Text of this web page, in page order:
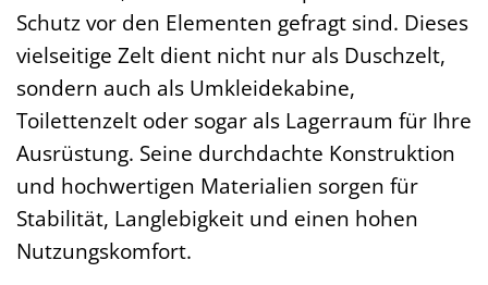
Schutz vor den Elementen gefragt sind. Dieses
vielseitige Zelt dient nicht nur als Duschzelt,
sondern auch als Umkleidekabine,
Toilettenzelt oder sogar als Lagerraum für Ihre
Ausrüstung. Seine durchdachte Konstruktion
und hochwertigen Materialien sorgen für
Stabilität, Langlebigkeit und einen hohen
Nutzungskomfort.